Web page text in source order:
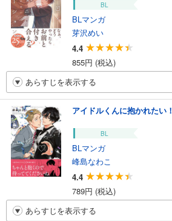
BL
BLマンガ
芽沢めい
4.4
855円 (税込)
あらすじを表示する
アイドルくんに抱かれたい！
BL
BLマンガ
峰島なわこ
4.4
789円 (税込)
あらすじを表示する